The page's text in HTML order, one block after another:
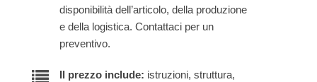
disponibilità dell’articolo, della produzione
e della logistica. Contattaci per un
preventivo.
Il prezzo include: istruzioni, struttura,